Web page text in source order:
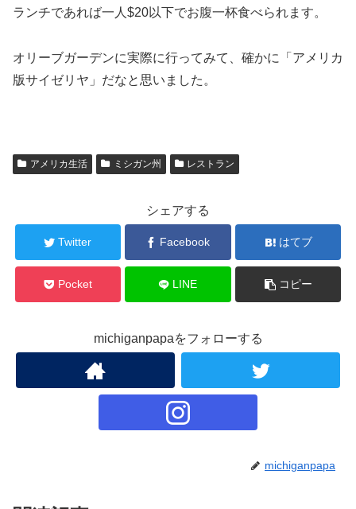
ランチであれば一人$20以下でお腹一杯食べられます。
オリーブガーデンに実際に行ってみて、確かに「アメリカ
版サイゼリヤ」だなと思いました。
アメリカ生活 ミシガン州 レストラン
シェアする
Twitter Facebook はてブ
Pocket LINE コピー
michiganpapaをフォローする
michiganpapa